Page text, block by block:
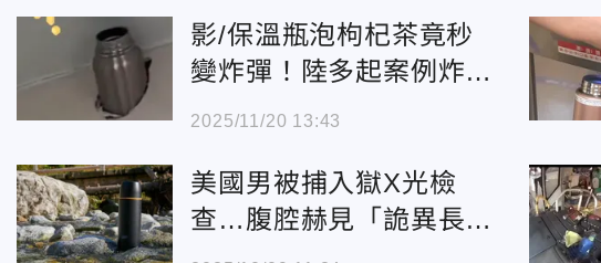
影/保溫瓶泡枸杞茶竟秒
變炸彈！陸多起案例炸飛
「嵌入牆壁」
2025/11/20 13:43
美國男被捕入獄X光檢
查…腹腔赫見「詭異長條
物」竟是保溫瓶